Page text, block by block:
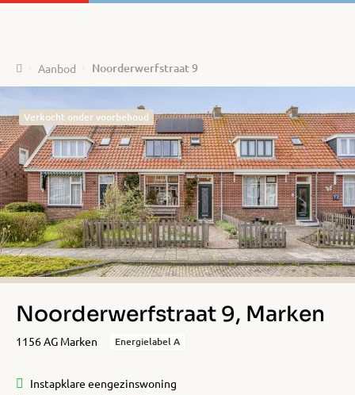
HomeAanbod Noorderwerfstraat 9
Verkocht onder voorbehoud
Noorderwerfstraat 9, Marken
1156 AG Marken Energielabel A
Instapklare eengezinswoning